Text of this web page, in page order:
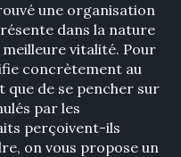
une organisation
dans la nature
vitalité. Pour
concrètement au
de se pencher sur
par les
perçoivent-ils
on vous propose un